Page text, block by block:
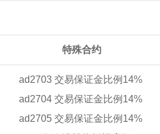
特殊合约
ad2703 交易保证金比例14%
ad2704 交易保证金比例14%
ad2705 交易保证金比例14%